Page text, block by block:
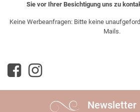
Sie vor Ihrer Besichtigung uns zu
Keine Werbeanfragen: Bitte keine
Mails.
Newsletter